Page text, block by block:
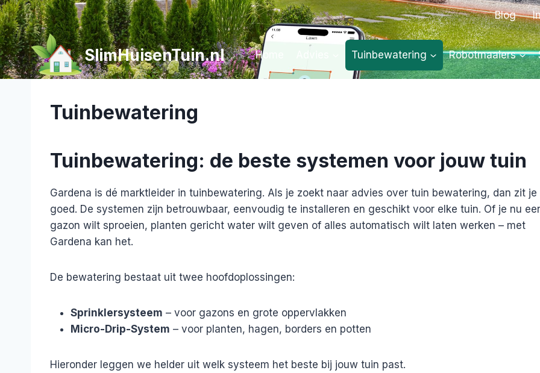
Doorgaan
naar
inhoud
Blog
SlimHuisenTuin.nl Home Tuinbewatering Robotmaaiers
Tuinbewatering
Tuinbewatering: de beste systemen voor jouw tuin
Gardena is dé marktleider in tuinbewatering. Als je zoekt naar advies over tuin bewatering, dan zit je
goed. De systemen zijn betrouwbaar, eenvoudig te installeren en geschikt voor elke tuin. Of je nu
gazon wilt sproeien, planten gericht water wilt geven of alles automatisch wilt laten werken – met
Gardena kan het.
De bewatering bestaat uit twee hoofdoplossingen:
Sprinklersysteem – voor gazons en grote oppervlakken
Micro-Drip-System – voor planten, hagen, borders en potten
Hieronder leggen we helder uit welk systeem het beste bij jouw tuin past.